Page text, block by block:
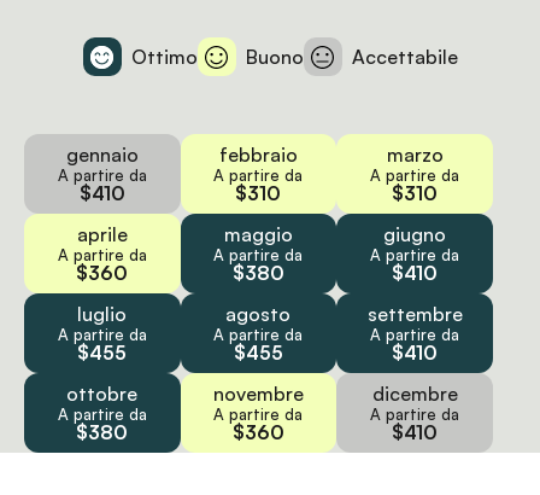
Ottimo Buono Accettabile
gennaio
A partire da
$410
febbraio
A partire da
$310
marzo
A partire da
$310
aprile
A partire da
$360
maggio
A partire da
$380
giugno
A partire da
$410
luglio
A partire da
$455
agosto
A partire da
$455
settembre
A partire da
$410
ottobre
A partire da
$380
novembre
A partire da
$360
dicembre
A partire da
$410